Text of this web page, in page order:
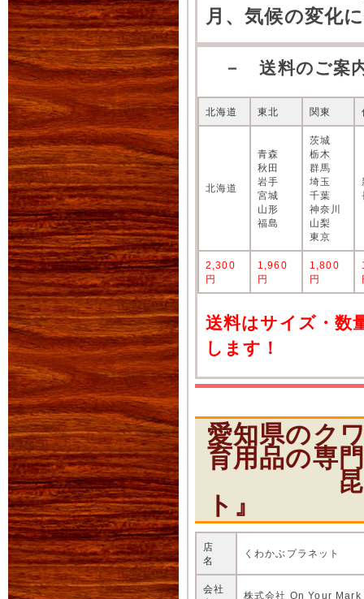
月、気候の変化
－ 送料のご案
北海道 東北 関東
北海道
青森
秋田
岩手
宮城
山形
福島
茨城
栃木
群馬
埼玉
千葉
神奈川
山梨
東京
2,300
円
1,960
円
1,800
円
送料はサイズ・数
します！
愛知県のク
育用品の専
昆虫シ
ト』
店
名
くわかぶプラネット
会社
株式会社 On Your Mark